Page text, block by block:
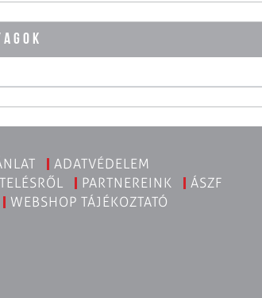
ADATVÉDELEM
PARTNEREINK
ÁSZF
WEBSHOP TÁJÉKOZTATÓ